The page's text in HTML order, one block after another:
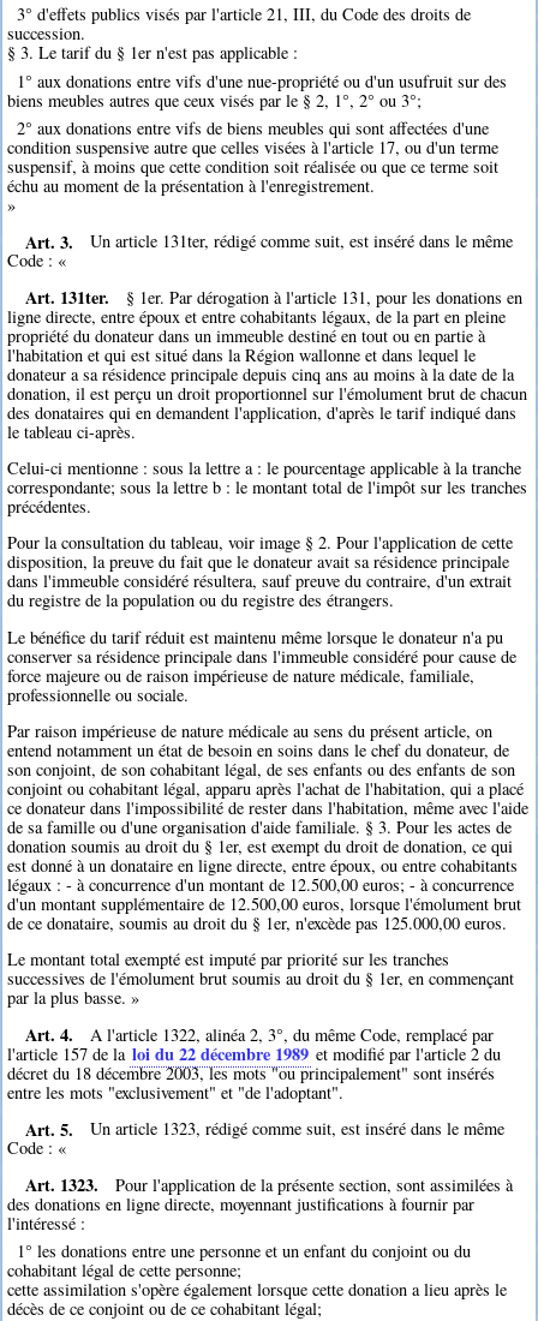
3° d'effets publics visés par l'article 21, III, du Code des droits de
succession.
§ 3. Le tarif du § 1er n'est pas applicable :
1° aux donations entre vifs d'une nue-propriété ou d'un usufruit sur des
biens meubles autres que ceux visés par le § 2, 1°, 2° ou 3°;
2° aux donations entre vifs de biens meubles qui sont affectées d'une
condition suspensive autre que celles visées à l'article 17, ou d'un terme
suspensif, à moins que cette condition soit réalisée ou que ce terme soit
échu au moment de la présentation à l'enregistrement.
»
Art. 3.
Un article 131ter, rédigé comme suit, est inséré dans le même
Code : «
Art. 131ter.
§ 1er. Par dérogation à l'article 131, pour les donations en
ligne directe, entre époux et entre cohabitants légaux, de la part en pleine
propriété du donateur dans un immeuble destiné en tout ou en partie à
l'habitation et qui est situé dans la Région wallonne et dans lequel le
donateur a sa résidence principale depuis cinq ans au moins à la date de la
donation, il est perçu un droit proportionnel sur l'émolument brut de chacun
des donataires qui en demandent l'application, d'après le tarif indiqué dans
le tableau ci-après.
Celui-ci mentionne : sous la lettre a : le pourcentage applicable à la tranche
correspondante; sous la lettre b : le montant total de l'impôt sur les tranches
précédentes.
Pour la consultation du tableau, voir image § 2. Pour l'application de cette
disposition, la preuve du fait que le donateur avait sa résidence principale
dans l'immeuble considéré résultera, sauf preuve du contraire, d'un extrait
du registre de la population ou du registre des étrangers.
Le bénéfice du tarif réduit est maintenu même lorsque le donateur n'a pu
conserver sa résidence principale dans l'immeuble considéré pour cause de
force majeure ou de raison impérieuse de nature médicale, familiale,
professionnelle ou sociale.
Par raison impérieuse de nature médicale au sens du présent article, on
entend notamment un état de besoin en soins dans le chef du donateur, de
son conjoint, de son cohabitant légal, de ses enfants ou des enfants de son
conjoint ou cohabitant légal, apparu après l'achat de l'habitation, qui a placé
ce donateur dans l'impossibilité de rester dans l'habitation, même avec l'aide
de sa famille ou d'une organisation d'aide familiale. § 3. Pour les actes de
donation soumis au droit du § 1er, est exempt du droit de donation, ce qui
est donné à un donataire en ligne directe, entre époux, ou entre cohabitants
légaux : - à concurrence d'un montant de 12.500,00 euros; - à concurrence
d'un montant supplémentaire de 12.500,00 euros, lorsque l'émolument brut
de ce donataire, soumis au droit du § 1er, n'excède pas 125.000,00 euros.
Le montant total exempté est imputé par priorité sur les tranches
successives de l'émolument brut soumis au droit du § 1er, en commençant
par la plus basse. »
Art. 4.
A l'article 1322, alinéa 2, 3°, du même Code, remplacé par
l'article 157 de la loi du 22 décembre 1989 et modifié par l'article 2 du
décret du 18 décembre 2003, les mots "ou principalement" sont insérés
entre les mots "exclusivement" et "de l'adoptant".
Art. 5.
Un article 1323, rédigé comme suit, est inséré dans le même
Code : «
Art. 1323.
Pour l'application de la présente section, sont assimilées à
des donations en ligne directe, moyennant justifications à fournir par
l'intéressé :
1° les donations entre une personne et un enfant du conjoint ou du
cohabitant légal de cette personne;
cette assimilation s'opère également lorsque cette donation a lieu après le
décès de ce conjoint ou de ce cohabitant légal;